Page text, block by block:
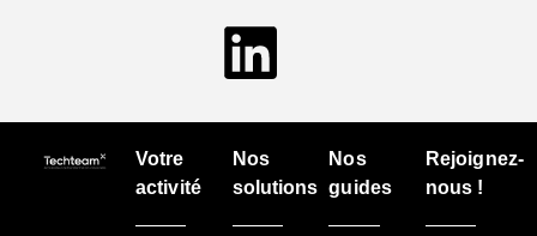
Votre
activité
Nos
solutions
Nos
guides
Rejoignez-
nous !